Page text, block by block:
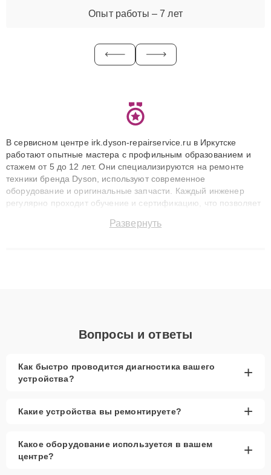
Опыт работы – 7 лет
В сервисном центре irk.dyson-repairservice.ru в Иркутске
работают опытные мастера с профильным образованием и
стажем от 5 до 12 лет. Они специализируются на ремонте
техники бренда Dyson, используют современное
оборудование и оригинальные запчасти. Каждый инженер
регулярно проходит обучение и сертификацию, что позволяет
технику с сохранением гарантии до 3 лет. Наши мастера
Развернуть
Вопросы и ответы
Как быстро проводится диагностика вашего
устройства?
+
Какие устройства вы ремонтируете? +
Какое оборудование используется в вашем
центре?
+